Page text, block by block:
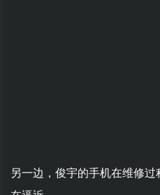
另一边，俊宇的手机在维修